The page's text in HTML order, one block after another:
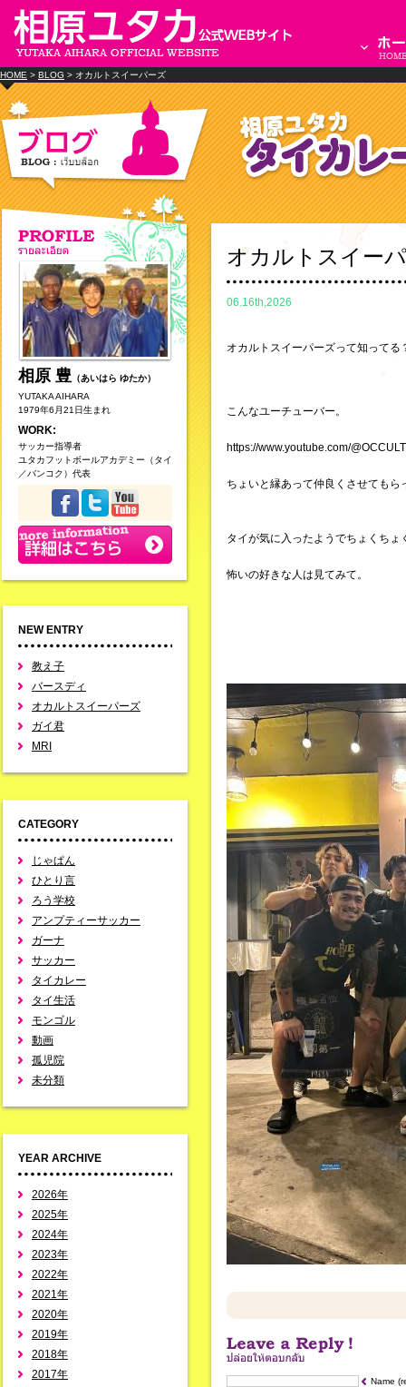
HOME > BLOG > オカルトスイーパーズ
相原 豊 （あいはら ゆたか）
YUTAKA AIHARA
1979年6月21日生まれ
WORK:
サッカー指導者
ユタカフットボールアカデミー（タイ
／バンコク）代表
NEW ENTRY
教え子
バースディ
オカルトスイーパーズ
ガイ君
MRI
CATEGORY
じゃぱん
ひとり言
ろう学校
アンプティーサッカー
ガーナ
サッカー
タイカレー
タイ生活
モンゴル
動画
孤児院
未分類
YEAR ARCHIVE
2026年
2025年
2024年
2023年
2022年
2021年
2020年
2019年
2018年
2017年
オカルトスイー
06.16th,2026
オカルトスイーパーズって知ってる
こんなユーチューバー。
https://www.youtube.com/
ちょいと縁あって仲良くさせてもら
タイが気に入ったようでちょくちょ
怖いの好きな人は見てみて。
Name